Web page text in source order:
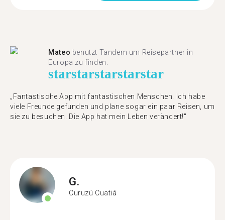
Mateo benutzt Tandem um Reisepartner in
Europa zu finden.
starstarstarstarstar
„Fantastische App mit fantastischen Menschen. Ich habe
viele Freunde gefunden und plane sogar ein paar Reisen, um
sie zu besuchen. Die App hat mein Leben verändert!"
G.
Curuzú Cuatiá